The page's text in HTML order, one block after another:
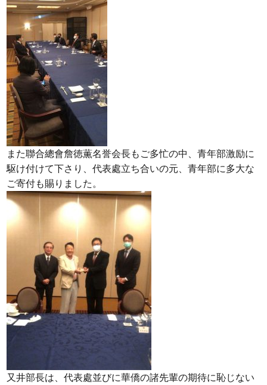
また聯合總會詹徳薫名誉会長もご多忙の中、青年部激励に
駆け付けて下さり、代表處立ち合いの元、青年部に多大な
ご寄付も賜りました。
又井部長は、代表處並びに華僑の諸先輩の期待に恥じない